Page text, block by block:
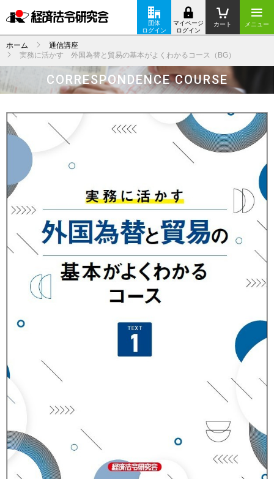
メニュー
カート
マイページ
ログイン
団体
ログイン
ホーム
通信講座
実務に活かす 外国為替と貿易の基本がよくわかるコース（BG）
CORRESPONDENCE COURSE